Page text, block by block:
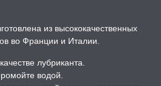
из высококачественных
во Франции и Италии.
лубриканта.
водой.